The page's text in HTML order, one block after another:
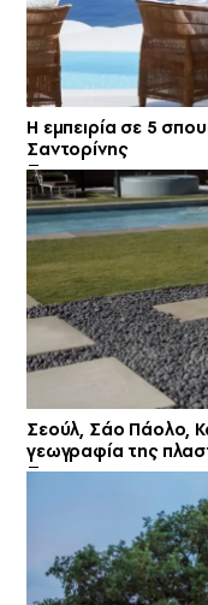
Η εμπειρία σε 5
Σαντορίνης
Σεούλ, Σάο Πάολο,
γεωγραφία της